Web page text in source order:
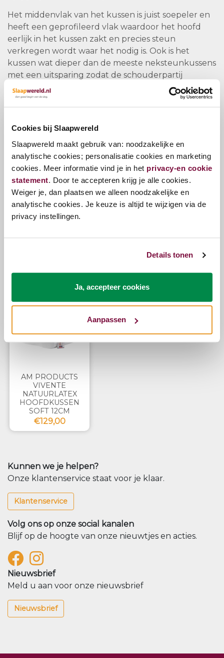
Cookies bij Slaapwereld
Slaapwereld maakt gebruik van: noodzakelijke en
analytische cookies; personalisatie cookies en marketing
cookies. Meer informatie vind je in het privacy-en cookie
statement. Door te accepteren krijg je alle cookies.
Weiger je, dan plaatsen we alleen noodzakelijke en
analytische cookies. Je keuze is altijd te wijzigen via de
privacy instellingen.
Details tonen
Ja, accepteer cookies
Aanpassen
Het middenvlak van het kussen is juist soepeler en
heeft een geprofileerd vlak waardoor het hoofd
eerlijk in het kussen zakt en precies steun
verkregen wordt waar het nodig is. Ook is het
kussen wat dieper dan de meeste neksteunkussens
met een uitsparing zodat de schouderpartij
uitstekend in de schoudercomfortzone valt van
ieder slaapsysteem.
toegevoegd. Deze is speciaal ontwikkeld en
begeleidt optimaal het lichaamsvocht. Hierdoor is
het verdampingsproces zeer hoog en voelt het
hoofdkussen zeer droog en comfortabel aan.
Vragen?
Zojuist bekeken
AM PRODUCTS
VIVENTE
NATUURLATEX
HOOFDKUSSEN
SOFT 12CM
€129,00
Kunnen we je helpen?
Onze klantenservice staat voor je klaar.
Klantenservice
Volg ons op onze social kanalen
Blijf op de hoogte van onze nieuwtjes en acties.
Nieuwsbrief
Meld u aan voor onze nieuwsbrief
Nieuwsbrief